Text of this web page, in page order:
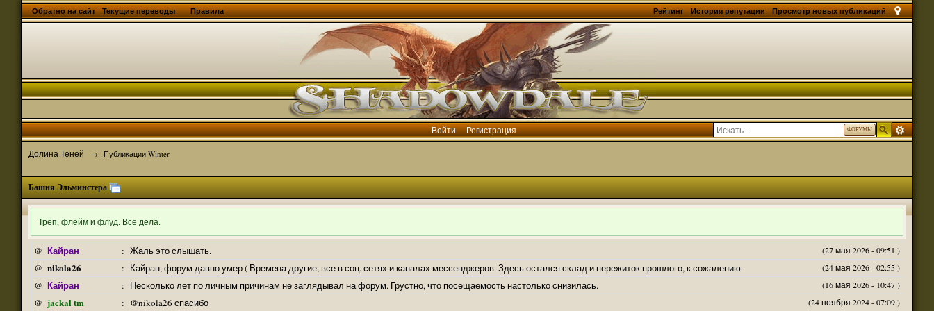
Просмотр новых публикаций
Обратно на сайт Текущие переводы История репутации
Рейтинг
Правила
ФОРУМЫ
Войти Регистрация
Долина Теней → Публикации Winter
Башня Эльминстера
Трёп, флейм и флуд. Все дела.
@ Кайран : (27 мая 2026 - 09:51 )
Жаль это слышать.
@ nikola26 : (24 мая 2026 - 02:55 )
Кайран, форум давно умер ( Времена другие, все в соц. сетях и каналах мессенджеров. Здесь остался склад и пережиток прошлого, к сожалению.
@ Кайран : (16 мая 2026 - 10:47 )
Несколько лет по личным причинам не заглядывал на форум. Грустно, что посещаемость настолько снизилась.
@ jackal tm : (24 ноября 2024 - 07:09 )
@nikola26 спасибо